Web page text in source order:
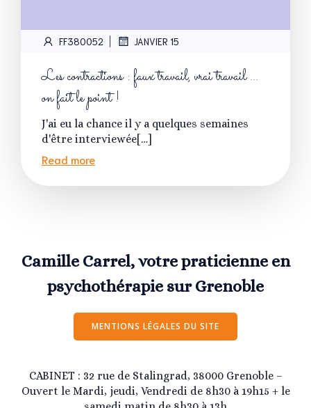
FF380052 | JANVIER 15
Les contractions : faux travail, vrai travail …
on fait le point !
J'ai eu la chance il y a quelques semaines
d'être interviewée[…]
Read more
Camille Carrel, votre praticienne en
psychothérapie sur Grenoble
MENTIONS LÉGALES DU SITE
CABINET : 32 rue de Stalingrad, 38000 Grenoble –
Ouvert le Mardi, jeudi, Vendredi de 8h30 à 19h15 + le